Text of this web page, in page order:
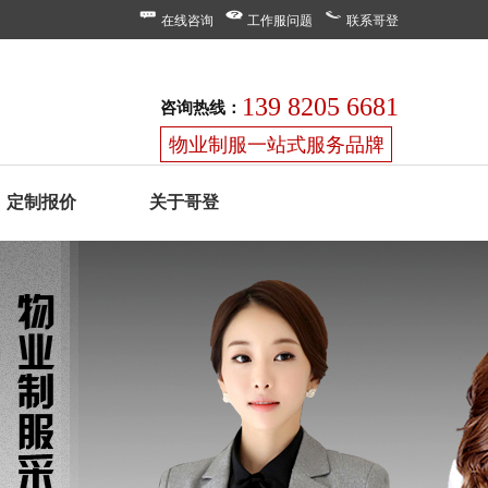
在线咨询 工作服问题 联系哥登
咨询热线： 139 8205 6681
物业制服一站式服务品牌
定制报价 关于哥登